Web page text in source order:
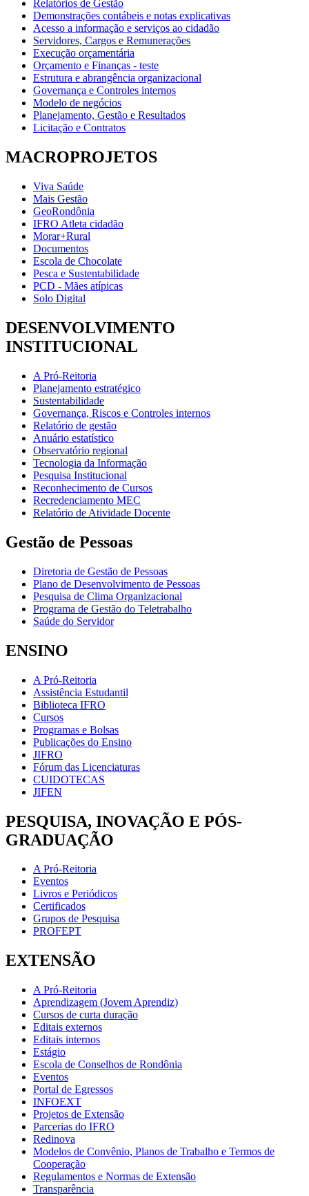
Relatórios de Gestão
Demonstrações contábeis e notas explicativas
Acesso a informação e serviços ao cidadão
Servidores, Cargos e Remunerações
Execução orçamentária
Orçamento e Finanças - teste
Estrutura e abrangência organizacional
Governança e Controles internos
Modelo de negócios
Planejamento, Gestão e Resultados
Licitação e Contratos
MACROPROJETOS
Viva Saúde
Mais Gestão
GeoRondônia
IFRO Atleta cidadão
Morar+Rural
Documentos
Escola de Chocolate
Pesca e Sustentabilidade
PCD - Mães atípicas
Solo Digital
DESENVOLVIMENTO
INSTITUCIONAL
A Pró-Reitoria
Planejamento estratégico
Sustentabilidade
Governança, Riscos e Controles internos
Relatório de gestão
Anuário estatístico
Observatório regional
Tecnologia da Informação
Pesquisa Institucional
Reconhecimento de Cursos
Recredenciamento MEC
Relatório de Atividade Docente
Gestão de Pessoas
Diretoria de Gestão de Pessoas
Plano de Desenvolvimento de Pessoas
Pesquisa de Clima Organizacional
Programa de Gestão do Teletrabalho
Saúde do Servidor
ENSINO
A Pró-Reitoria
Assistência Estudantil
Biblioteca IFRO
Cursos
Programas e Bolsas
Publicações do Ensino
JIFRO
Fórum das Licenciaturas
CUIDOTECAS
JIFEN
PESQUISA, INOVAÇÃO E PÓS-
GRADUAÇÃO
A Pró-Reitoria
Eventos
Livros e Periódicos
Certificados
Grupos de Pesquisa
PROFEPT
EXTENSÃO
A Pró-Reitoria
Aprendizagem (Jovem Aprendiz)
Cursos de curta duração
Editais externos
Editais internos
Estágio
Escola de Conselhos de Rondônia
Eventos
Portal de Egressos
INFOEXT
Projetos de Extensão
Parcerias do IFRO
Redinova
Modelos de Convênio, Planos de Trabalho e Termos de
Cooperação
Regulamentos e Normas de Extensão
Transparência